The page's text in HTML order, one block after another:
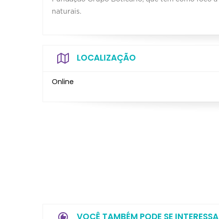
naturais.
LOCALIZAÇÃO
Online
VOCÊ TAMBÉM PODE SE